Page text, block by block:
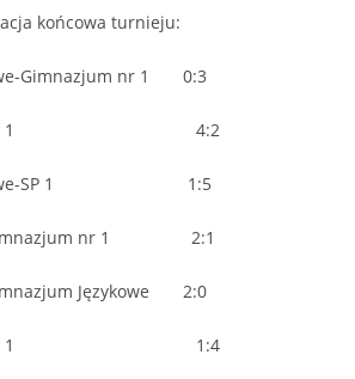
końcowa turnieju:
Gimnazjum nr 1 0:3
nr 2-SP 1 4:2
SP 1 1:5
Gimnazjum nr 1 2:1
Językowe 2:0
nr 1 1:4